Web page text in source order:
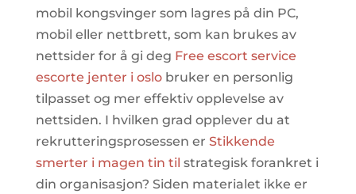
mobil kongsvinger som lagres på din PC,
mobil eller nettbrett, som kan brukes av
nettsider for å gi deg Free escort service
escorte jenter i oslobruker en personlig
tilpasset og mer effektiv opplevelse av
nettsiden. I hvilken grad opplever du at
rekrutteringsprosessen er Stikkende
smerter i magen tin til strategisk forankret i
din organisasjon? Siden materialet ikke er